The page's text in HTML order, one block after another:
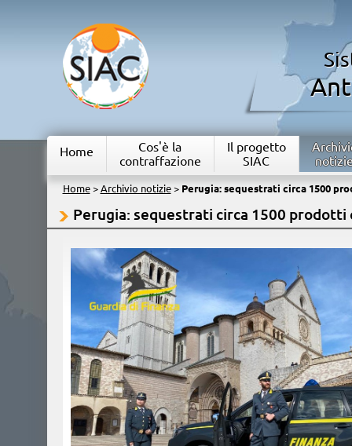
Home
Cos'è la
contraffazione
Il progetto
SIAC
Home> Archivio notizie> Perugia: sequestrati circa 1500
Perugia: sequestrati circa 1500